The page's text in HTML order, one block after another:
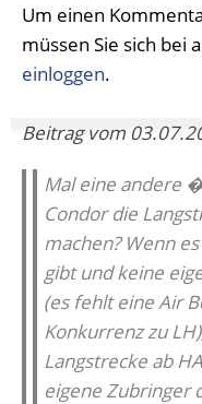
Um einen
müssen Sie sich bei
einloggen.
Beitrag vom
Mal eine andere
Condor die
machen? Wenn
gibt und keine
(es fehlt eine Air
Konkurrenz zu
Langstrecke ab
eigene Zubringer